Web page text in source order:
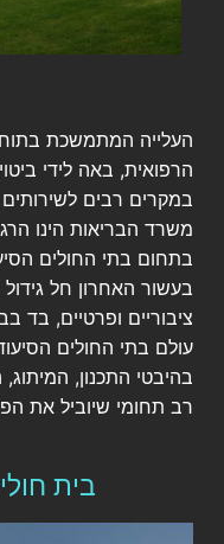
העלייה המתמשכת
הרפואית, באה לידי
במקרים רבים לשירותים
משרד הבריאות הינו
בתחום בתי החולים
בעשור האחרון חל גידול
ציבוריים ופרטיים, בד
עולם בתי החולים
בהיבטי התכנון, המיתוג,
רב תחומי שיוביל את
בית